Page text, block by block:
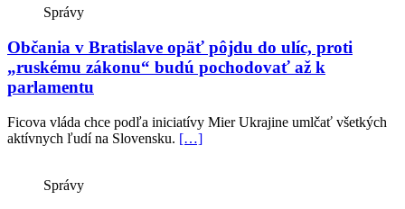
Správy
Občania v Bratislave opäť pôjdu do ulíc, proti
„ruskému zákonu“ budú pochodovať až k
parlamentu
Ficova vláda chce podľa iniciatívy Mier Ukrajine umlčať všetkých
aktívnych ľudí na Slovensku. […]
Správy